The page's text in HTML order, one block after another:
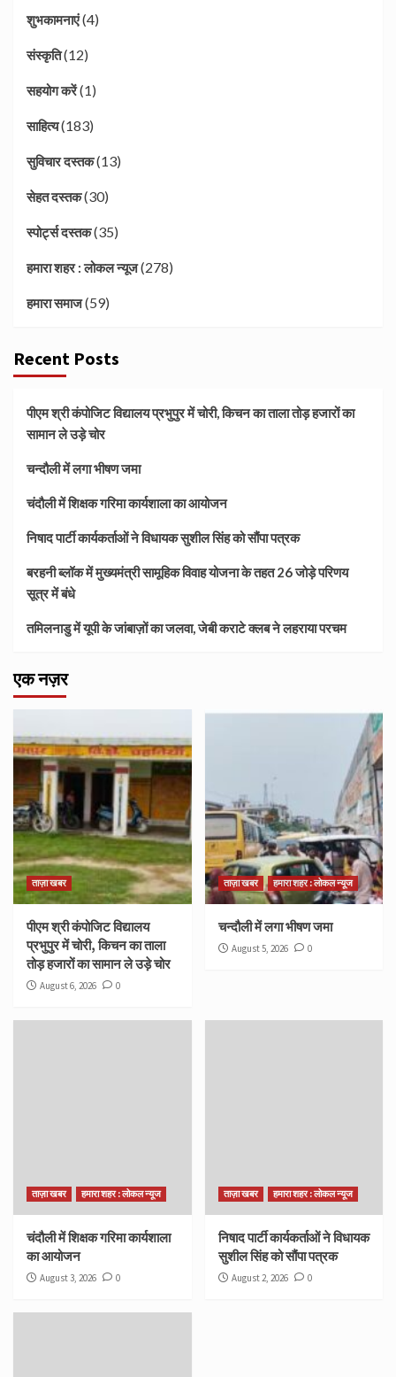
शुभकामनाएं(4)
संस्कृति(12)
सहयोग करें(1)
साहित्य(183)
सुविचार दस्तक(13)
सेहत दस्तक(30)
स्पोर्ट्स दस्तक(35)
हमारा शहर : लोकल न्यूज(278)
हमारा समाज(59)
Recent Posts
पीएम श्री कंपोजिट विद्यालय प्रभुपुर में चोरी, किचन का ताला तोड़ हजारों का
सामान ले उड़े चोर
चन्दौली में लगा भीषण जमा
चंदौली में शिक्षक गरिमा कार्यशाला का आयोजन
निषाद पार्टी कार्यकर्ताओं ने विधायक सुशील सिंह को सौंपा पत्रक
बरहनी ब्लॉक में मुख्यमंत्री सामूहिक विवाह योजना के तहत 26 जोड़े परिणय
सूत्र में बंधे
तमिलनाडु में यूपी के जांबाज़ों का जलवा, जेबी कराटे क्लब ने लहराया परचम
एक नज़र
ताज़ा खबर
पीएम श्री कंपोजिट विद्यालय
प्रभुपुर में चोरी, किचन का ताला
तोड़ हजारों का सामान ले उड़े चोर
August 6, 2026 0
ताज़ा खबर हमारा शहर : लोकल न्यूज
चन्दौली में लगा भीषण जमा
August 5, 2026 0
ताज़ा खबर हमारा शहर : लोकल न्यूज
चंदौली में शिक्षक गरिमा कार्यशाला
का आयोजन
August 3, 2026 0
ताज़ा खबर हमारा शहर : लोकल न्यूज
निषाद पार्टी कार्यकर्ताओं ने विधायक
सुशील सिंह को सौंपा पत्रक
August 2, 2026 0